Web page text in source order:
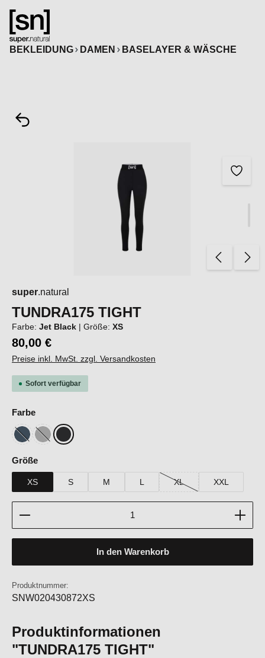
springen
BEKLEIDUNG DAMEN BASELAYER & WÄSCHE
super.natural
TUNDRA175 TIGHT
Farbe: Jet Black | Größe: XS
80,00 €
Preise inkl. MwSt. zzgl. Versandkosten
Sofort verfügbar
Farbeauswählen
Blueberry
(Diese Option ist zurzeit nicht verfügbar.)
Cashmere Grey Melange
(Diese Option ist zurzeit nicht verfügbar.)
Jet Black
Größeauswählen
XS S M L XL
(Diese Option ist zurzeit
XXL
Produkt Anzahl: Gib den gewünschten Wert ein
In den Warenkorb
Produktnummer:
SNW020430872XS
Produktinformationen
"TUNDRA175 TIGHT"